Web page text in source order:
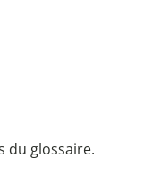
du glossaire.